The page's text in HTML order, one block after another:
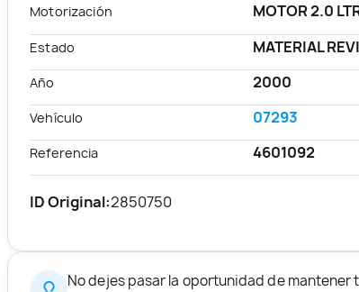
Motorización MOTOR 2.0
Estado MATERIAL
Año 2000
Vehículo 07293
Referencia 4601092
ID Original:2850750
No dejes pasar la oportunidad de mantener